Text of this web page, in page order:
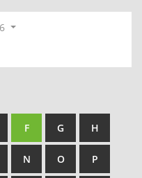
F G H
N O P